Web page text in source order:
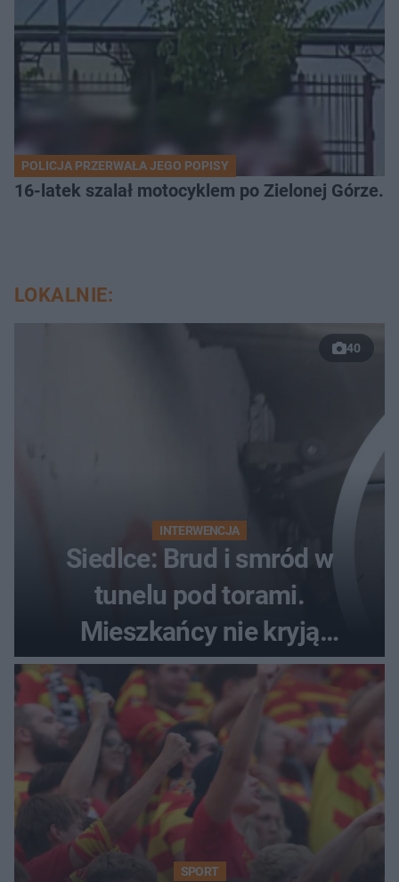
POLICJA PRZERWAŁA JEGO POPISY
16-latek szalał motocyklem po Zielonej Górze.
LOKALNIE:
40
INTERWENCJA
Siedlce: Brud i smród w
tunelu pod torami.
Mieszkańcy nie kryją
oburzenia!
SPORT